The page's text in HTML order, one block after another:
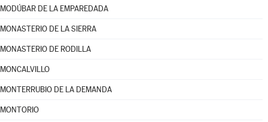
MODÚBAR DE LA EMPAREDADA
MONASTERIO DE LA SIERRA
MONASTERIO DE RODILLA
MONCALVILLO
MONTERRUBIO DE LA DEMANDA
MONTORIO